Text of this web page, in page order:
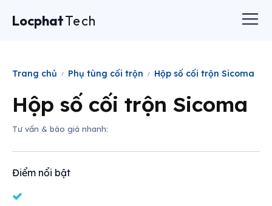
LocphatTech
Trang chủ Phụ tùng cối trộn Hộp số cối trộn Sicoma
Hộp số cối trộn Sicoma
Tư vấn & báo giá nhanh:
Điểm nổi bật